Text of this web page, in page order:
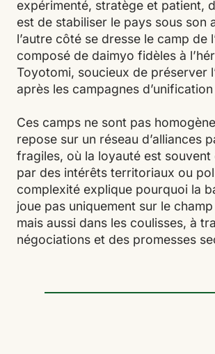
expérimenté, stratège et patient,
est de stabiliser le pays sous son
l’autre côté se dresse le camp de
composé de daimyo fidèles à
Toyotomi, soucieux de préserver
après les campagnes
Ces camps ne sont pas
repose sur un réseau d’alliances
fragiles, où la loyauté est
par des intérêts territoriaux ou
complexité explique pourquoi la
joue pas uniquement sur le
mais aussi dans les coulisses, à
négociations et des promesses